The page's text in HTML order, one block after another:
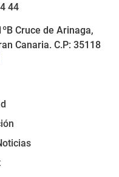
44
Cruce de Arinaga,
Canaria. C.P: 35118